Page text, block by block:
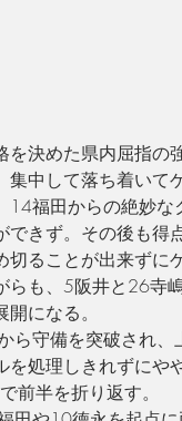
決めた県内屈指の
中して落ち着いて
14福田からの絶妙
できず。その後も得
ることが出来ずに
も、 5阪井と26寺
になる。
ら守備を突破され、
処理しきれずにや
前半を折り返す。